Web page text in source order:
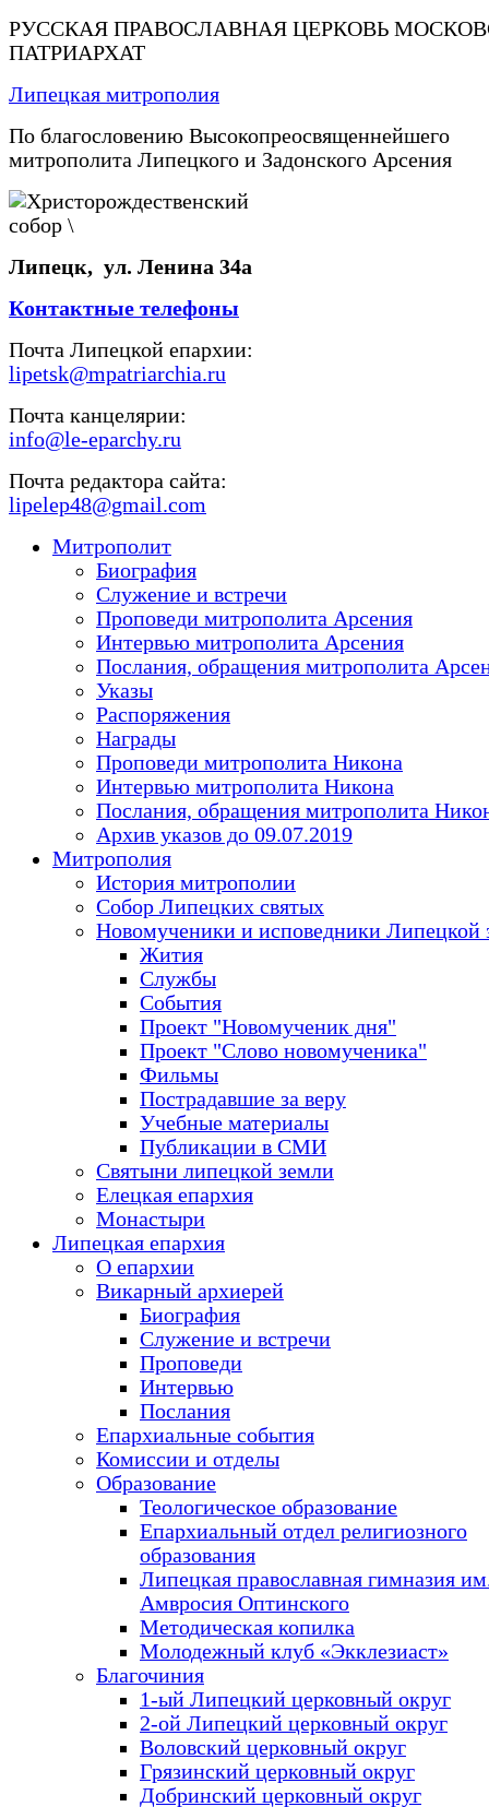
РУССКАЯ ПРАВОСЛАВНАЯ ЦЕРКОВЬ
ПАТРИАРХАТ
Липецкая митрополия
По благословению Высокопреосвященнейшего
митрополита Липецкого и Задонского Арсения
Липецк, ул. Ленина 34а
Контактные телефоны
Почта Липецкой епархии:
lipetsk@mpatriarchia.ru
Почта канцелярии:
info@le-eparchy.ru
Почта редактора сайта:
lipelep48@gmail.com
Митрополит
Биография
Служение и встречи
Проповеди митрополита Арсения
Интервью митрополита Арсения
Послания, обращения митрополита
Указы
Распоряжения
Награды
Проповеди митрополита Никона
Интервью митрополита Никона
Послания, обращения митрополита
Архив указов до 09.07.2019
Митрополия
История митрополии
Собор Липецких святых
Новомученики и исповедники Липецкой
Жития
Службы
События
Проект "Новомученик дня"
Проект "Слово новомученика"
Фильмы
Пострадавшие за веру
Учебные материалы
Публикации в СМИ
Святыни липецкой земли
Елецкая епархия
Монастыри
Липецкая епархия
О епархии
Викарный архиерей
Биография
Служение и встречи
Проповеди
Интервью
Послания
Епархиальные события
Комиссии и отделы
Образование
Теологическое образование
Епархиальный отдел религиозного
образования
Липецкая православная гимназия
Амвросия Оптинского
Методическая копилка
Молодежный клуб «Экклезиаст»
Благочиния
1-ый Липецкий церковный округ
2-ой Липецкий церковный округ
Воловский церковный округ
Грязинский церковный округ
Добринский церковный округ